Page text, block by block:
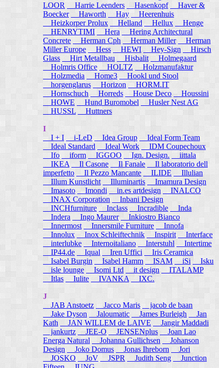
LOOR
Harrie Leenders Hasenkopf
Haver &
Boecker
Haworth Hay
Heerenhuis
Heizkorper Prolux
Helland Hellux
Henge
HENRYTIMI
Hera
Hering Architectural
Concrete
Herman Cph Herman Miller
Herman
Miller Europe
Hess HEWI Hey-Sign
Hirsch
Glass
Hirt Metallbau Hisbalit
Holmegaard
Holmris Office
HOLTZ
Holzmanufaktur
Holzmedia
Home3
Hookl und Stool
horgenglarus
Horizon
HORM.IT
Hornschuch
Horreds House Deco
Houssini
HOWE
Hund Buromobel
Husler Nest AG
HUSSL
Huttners
I
I + I
i-LeD Idea Group
Ideal Form Team
Ideal Standard
Ideal Work
IDM Coupechoux
Ifo
iform IGGOO Ign. Design.
iittala
IKEA
Il Casone Il Fanale
Il laboratorio dell
imperfetto
Il Pezzo Mancante ILIDE
Illulian
Illum Kunstlicht
Illuminartis
Imamura Design
Imasoto
Imondi in.es artdesign
INALCO
INAX Corporation
Inbani Design
INCHfurniture
Inclass Incradible
Inda
Indera
Ingo Maurer
Inkiostro Bianco
Innermost
Innersmile Furniture
Innofa
Innolux
Inox Schleiftechnik Inspirit
Interface
interlubke
Internoitaliano Interstuhl
Intertime
IP44.de
Iqual Iren Uffici
Iris Ceramica
Isabel Burgin
Isabel Hamm ISAM iSi Isku
isle lounge
Isomi Ltd it design
ITALAMP
Itlas
Iulite IVANKA IXC.
J
JAB Anstoetz
Jacco Maris
jacob de baan
Jake Dyson
Jaloumatic James Burleigh
Jan
Kath
JAN WILLEM de LAIVE
Jangir Maddadi
jankurtz JEE-O JENSENplus
Joan Lao
Energa Natural
Johanna Gullichsen
Johanson
Design
Joko Domus Jonas Ihreborn
Jori
JOSKO
JoV JSPR Judith Seng
Junction